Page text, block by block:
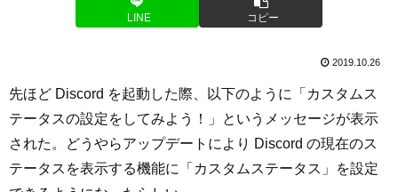
LINE コピー
2019.10.26
先ほど Discord を起動した際、以下のように「カスタムス
テータスの設定をしてみよう！」というメッセージが表示
された。どうやらアップデートにより Discord の現在のス
テータスを表示する機能に「カスタムステータス」を設定